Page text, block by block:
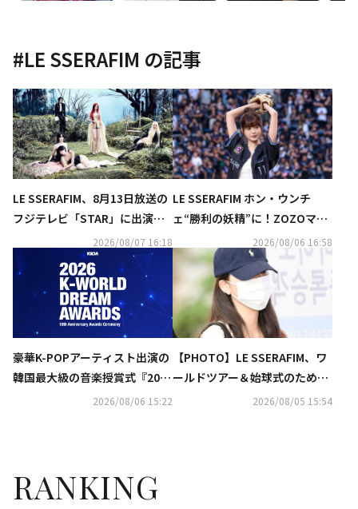
#LE SSERAFIM の記事
LE SSERAFIM、8月13日放送の
フジテレビ「STAR」に出演決
定！RIIZE＆INIの生コラボも
2026/08/07 16:18
LE SSERAFIM ホン・ウンチ
ェ“勝利の妖精”に！ZOZOマリ
ンスタジアムで始球式2026/08/06 16:58
豪華K-POPアーティスト出演の
韓国最大級の音楽授賞式『2026
K-WORLD DREAM AWARDS』8
2026/08/06 15:22
【PHOTO】LE SSERAFIM、ワ
ールドツアー＆始球式のため日
本へ！（動画あり）2026/08/05 15:54
RANKING